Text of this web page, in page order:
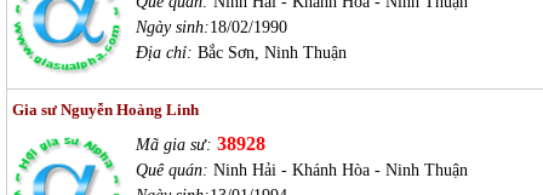
Ngày sinh:18/02/1990
Địa chỉ: Bắc Sơn, Ninh Thuận
Gia sư Nguyễn Hoàng Linh
Mã gia sư: 38928
Quê quán: Ninh Hải - Khánh Hòa - Ninh Thuận